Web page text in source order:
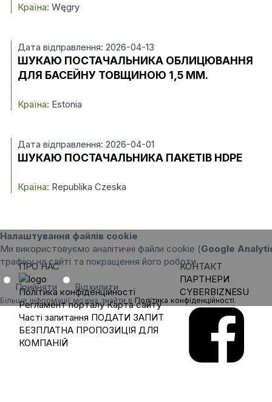
Країна: Węgry
Дата відправлення: 2026-04-13
ШУКАЮ ПОСТАЧАЛЬНИКА ОБЛИЦЮВАННЯ
ДЛЯ БАСЕЙНУ ТОВЩИНОЮ 1,5 ММ.
Країна: Estonia
Дата відправлення: 2026-04-01
ШУКАЮ ПОСТАЧАЛЬНИКА ПАКЕТІВ HDPE
Країна: Republika Czeska
Налаштування файлів cookie
Ми використовуємо аналітичні файли cookie (Google
трафіку на сайті та покращення його роботи.
Прийняти Відхилити
Більше інформації можна знайти в Політика конфіденційності.
ПРО НАС
Політика конфіденційності
Регламент порталу Карта сайту
Часті запитання ПОДАТИ ЗАПИТ
БЕЗПЛАТНА ПРОПОЗИЦІЯ ДЛЯ
КОМПАНІЙ
КОНТАКТ
ПАРТНЕРИ
CYBERBIZNESU